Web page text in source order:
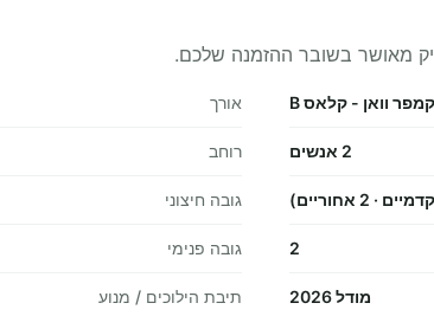
מאושר בשובר ההזמנה שלכם.
קמפר וואן - קלאס B
2 אנשים
2
מודל 2026
אורך
רוחב
גובה חיצוני
גובה פנימי
תיבת הילוכים / מנוע